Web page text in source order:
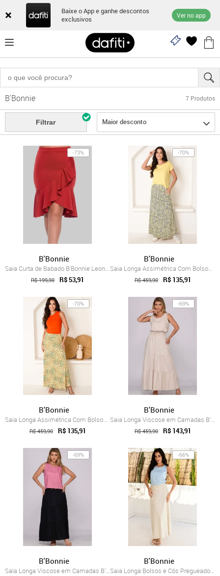
Baixe o App e ganhe descontos
exclusivos
Ver no app
B'Bonnie 7 Produtos
Filtrar Maior desconto
-73%
B'Bonnie
Saia Curta de Babado B'Bonnie Leonora Terra
R$ 199,90 R$ 53,91
-70%
B'Bonnie
Saia Longa Assimétrica Com Bolsos B’Bonn...
R$ 459,90 R$ 135,91
-70%
B'Bonnie
Saia Longa Assimétrica Com Bolsos B’Bonn...
R$ 459,90 R$ 135,91
-69%
B'Bonnie
Saia Longa Viscose em Camadas B’Bonnie L...
R$ 459,90 R$ 143,91
-69%
B'Bonnie
Saia Longa Viscose em Camadas B’Bonnie L...
-66%
B'Bonnie
Saia Longa Bolsos e Cós Pregueado B’Bonn...